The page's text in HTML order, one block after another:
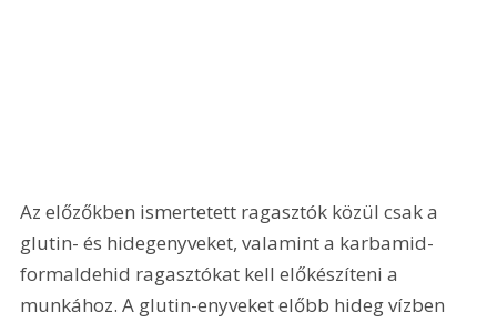
Az előzőkben ismertetett ragasztók közül csak a
glutin- és hidegenyveket, valamint a karbamid-
formaldehid ragasztókat kell előkészíteni a
munkához. A glutin-enyveket előbb hideg vízben